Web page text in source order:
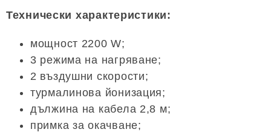
Технически характеристики:
мощност 2200 W;
3 режима на нагряване;
2 въздушни скорости;
турмалинова йонизация;
дължина на кабела 2,8 м;
примка за окачване;